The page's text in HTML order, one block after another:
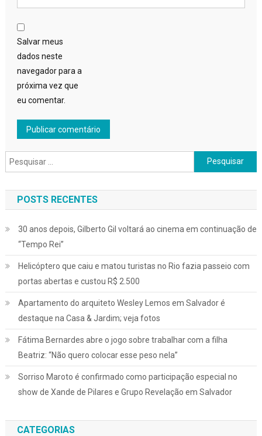
Salvar meus
dados neste
navegador para a
próxima vez que
eu comentar.
Pesquisar
por:
POSTS RECENTES
30 anos depois, Gilberto Gil voltará ao cinema em continuação de
“Tempo Rei”
Helicóptero que caiu e matou turistas no Rio fazia passeio com
portas abertas e custou R$ 2.500
Apartamento do arquiteto Wesley Lemos em Salvador é
destaque na Casa & Jardim; veja fotos
Fátima Bernardes abre o jogo sobre trabalhar com a filha
Beatriz: “Não quero colocar esse peso nela”
Sorriso Maroto é confirmado como participação especial no
show de Xande de Pilares e Grupo Revelação em Salvador
CATEGORIAS